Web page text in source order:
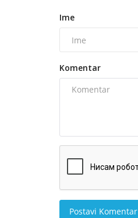
Ime
Komentar
Postavi Komentar